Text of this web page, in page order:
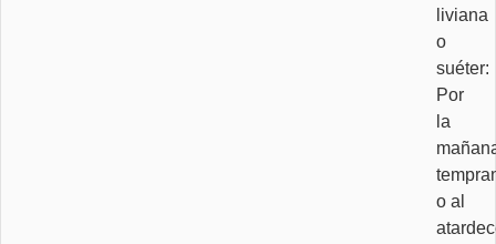
liviana
o
suéter:
Por
la
o al